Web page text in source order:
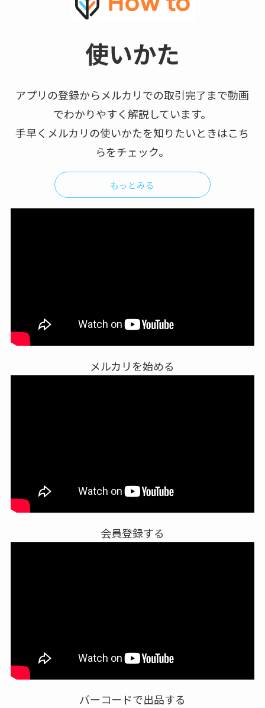
使いかた
アプリの登録からメルカリでの取引完了まで動画
でわかりやすく解説しています。
手早くメルカリの使いかたを知りたいときはこち
らをチェック。
もっとみる
メルカリを始める
会員登録する
バーコードで出品する